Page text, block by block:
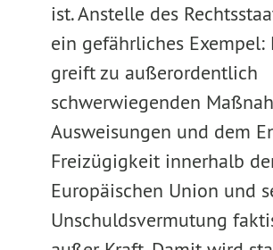
ist. Anstelle des
ein gefährliches Exempel:
greift zu außerordentlich
schwerwiegenden
Ausweisungen und dem
Freizügigkeit innerhalb
Europäischen Union und
Unschuldsvermutung